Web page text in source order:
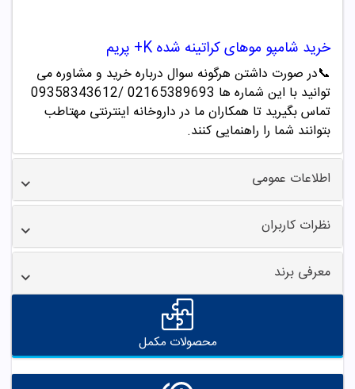
خرید شامپو موهای کراتینه شده K+ پریم
📞در صورت داشتن هرگونه سوال درباره خرید و مشاوره می
توانید با این شماره ها 02165389693
/09358343612
تماس بگیرید تا همکاران ما در داروخانه اینترنتی مهتاطب
بتوانند شما را راهنمایی کنند.
اطلاعات عمومی
نظرات کاربران
معرفی برند
محصولات مکمل